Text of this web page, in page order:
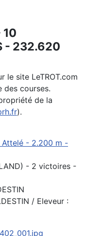
10
- 232.620
le site LeTROT.com
des courses.
de la
).
Attelé - 2.200 m -
- 2 victoires -
/ Eleveur :